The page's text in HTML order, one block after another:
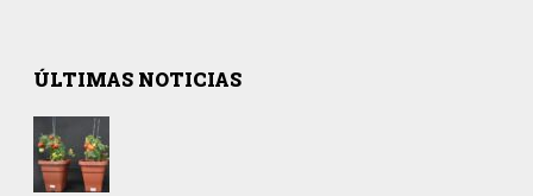
ÚLTIMAS NOTICIAS